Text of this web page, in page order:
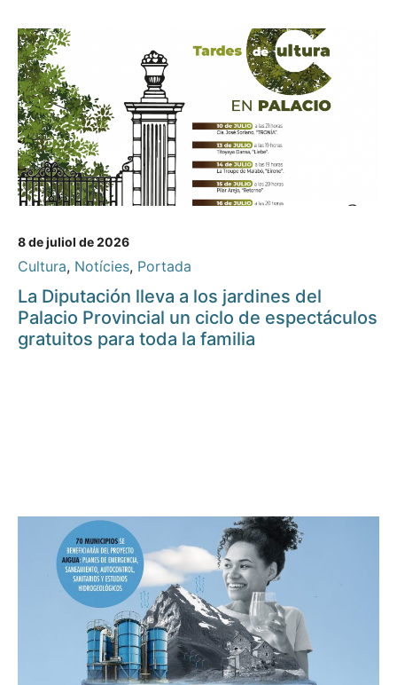
8 de juliol de 2026
Cultura, Notícies, Portada
La Diputación lleva a los jardines del
Palacio Provincial un ciclo de espectáculos
gratuitos para toda la familia